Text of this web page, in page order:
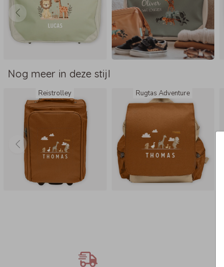
Nog meer in deze stijl
Reistrolley Rugtas Adventure